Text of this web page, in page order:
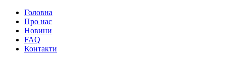
Головна
Про нас
Новини
FAQ
Контакти